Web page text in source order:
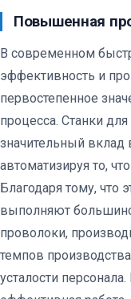
Повышенная
В современном
эффективность и
первостепенное
процесса. Станки
значительный
автоматизируя то,
Благодаря тому, что
выполняют
проволоки,
темпов
усталости